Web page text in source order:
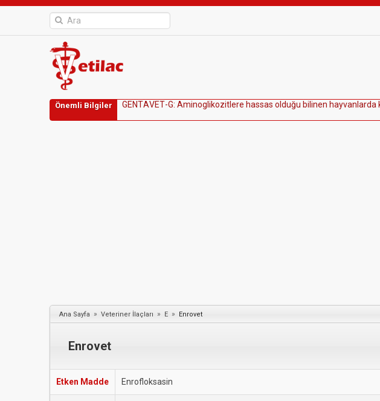
Önemli Bilgiler GENTAVET-G: Aminog ikozitere hassas o duğu bi inen hayvan arda
Ana Sayfa » Veteriner İlaçları » E » Enrovet
Enrovet
Etken Madde Enrofloksasin